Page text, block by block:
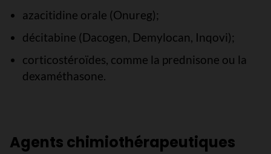
azacitidine orale (Onureg);
décitabine (Dacogen, Demylocan, Inqovi);
corticostéroïdes, comme la prednisone ou la
dexaméthasone.
Agents chimiothérapeutiques